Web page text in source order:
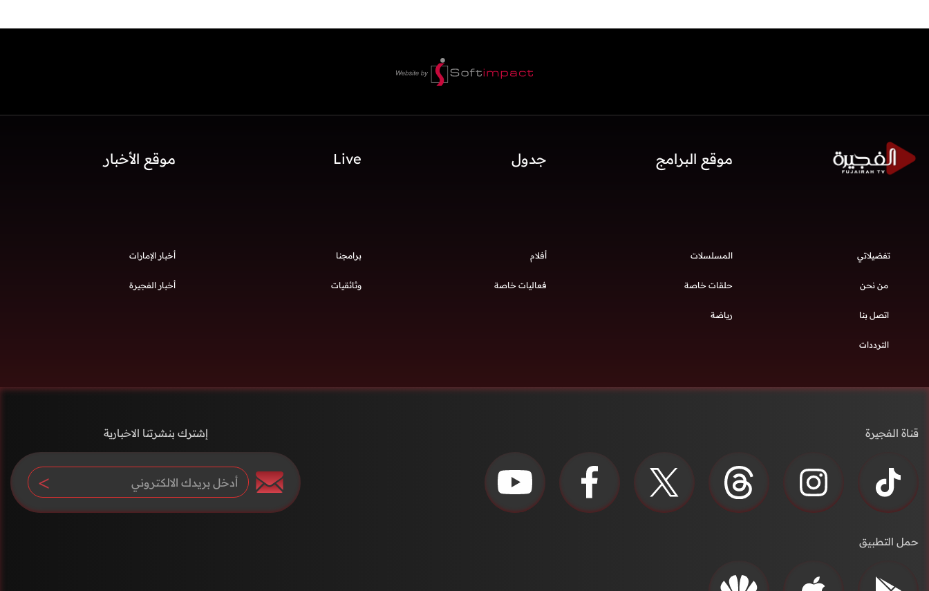
موقع البرامج جدول Live موقع الأخبار
تفضيلاتي
من نحن
اتصل بنا
الترددات
المسلسلات أفلام برامجنا
حلقات خاصة فعاليات خاصة وثائقيات
رياضة
أخبار الإمارات
أخبار الفجيرة
قناة الفجيرة
حمل التطبيق
إشترك بنشرتنا الاخبارية